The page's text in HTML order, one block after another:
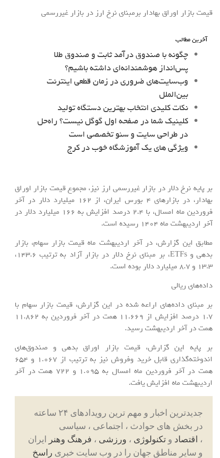
قیمت بازار اوراق بهادار برمبنای نرخ ارز در بازار غیررسمی
آخرین مطالب
چگونه با صندوق درآمد ثابت و صندوق طلا
پس‌انداز هوشمندانه‌ای داشته باشیم؟
وب‌سایت‌های ضروری در زمان قطعی اینترنت
بین‌الملل
نکات کلیدی انتخاب بهترین دستگاه تولید
کلینیک شما در صفحه اول گوگل نیست؟ راه‌حل
در طراحی سایت و سئو تخصصی است
ویژگی های یک آموزشگاه خوب در کرج
بر پایه نرخ دلار در بازار غیررسمی ارز نیز، مجموع قیمت بازار اوراق
بهادار، در بازارهای 4 بورس ایران، از 162 میلیارد دلار در آخر
فروردین ماه امسال، با 2.4 درصد افزایش به 166 میلیارد دلار در
آخر اردیبهشت ماه 1404 رسیده است.
مطابق این گزارش، در آخر اردیبهشت ماه قیمت بازار سهام، بازار
بدهی و ETFs، بر مبنای نرخ دلار در بازار آزاد به ترتیب 143.6،
13.3 و 8.7 میلیارد دلار بوده است.
داده‌های ریالی
بر مبنای داده‌های اراعه شده در این گزارش، قیمت بازار سهام با
1.7 درصد افزایش از 11.669 همت در آخر فروردین به 11.862
همت در آخر اردیبهشت رسید.
بر پایه این گزارش، قیمت بازار اوراق بدهی و صندوق‌های
اندوخته‌گذاری قابل خرید وفروش نیز به ترتیب از 1.067 و 654
همت در آخر فروردین ماه امسال به 1.095 و 722 همت در آخر
اردیبهشت ماه افزایش یافت.
جدیدترین اخبار و مهم ترین رویدادهای ۲۴ ساعته
در بخش های حوادث ، اجتماعی ، سیاسی
، اقتصاد و تکنولوژی ، ورزشی ، فرهنگ وهنر ایران
و سایر مناطق جهان را در وب سایت خبری راسخ